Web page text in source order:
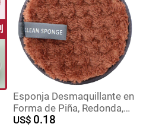
Esponja Desmaquillante en
Forma de Piña, Redonda,
Lavable, de Doble Cara,
US$ 0.18